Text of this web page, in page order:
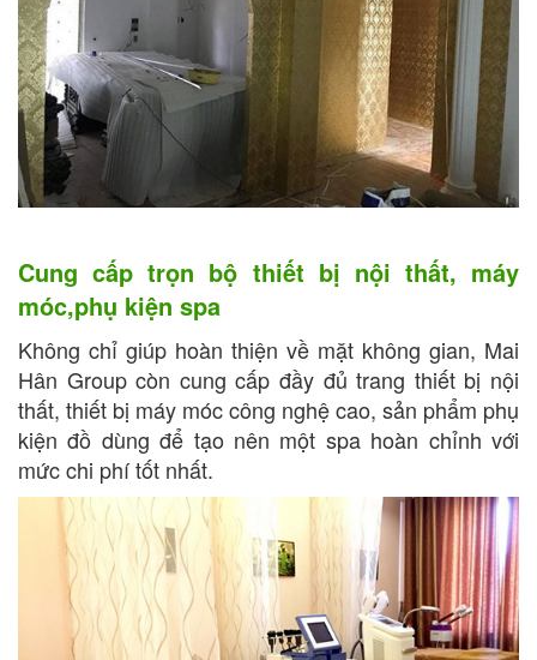
Cung cấp trọn bộ thiết bị nội thất, máy
móc,phụ kiện spa
Không chỉ giúp hoàn thiện về mặt không gian, Mai
Hân Group còn cung cấp đầy đủ trang thiết bị nội
thất, thiết bị máy móc công nghệ cao, sản phẩm phụ
kiện đồ dùng để tạo nên một spa hoàn chỉnh với
mức chi phí tốt nhất.